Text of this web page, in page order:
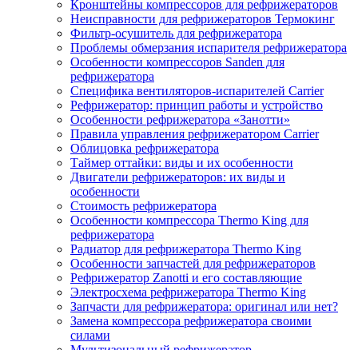
Кронштейны компрессоров для рефрижераторов
Неисправности для рефрижераторов Термокинг
Фильтр-осушитель для рефрижератора
Проблемы обмерзания испарителя рефрижератора
Особенности компрессоров Sanden для
рефрижератора
Специфика вентиляторов-испарителей Carrier
Рефрижератор: принцип работы и устройство
Особенности рефрижератора «Занотти»
Правила управления рефрижератором Carrier
Облицовка рефрижератора
Таймер оттайки: виды и их особенности
Двигатели рефрижераторов: их виды и
особенности
Стоимость рефрижератора
Особенности компрессора Thermo King для
рефрижератора
Радиатор для рефрижератора Thermo King
Особенности запчастей для рефрижераторов
Рефрижератор Zanotti и его составляющие
Электросхема рефрижератора Thermo King
Запчасти для рефрижератора: оригинал или нет?
Замена компрессора рефрижератора своими
силами